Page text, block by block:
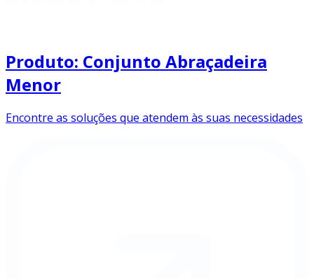
Produto: Conjunto Abraçadeira
Menor
Encontre as soluções que atendem às suas necessidades